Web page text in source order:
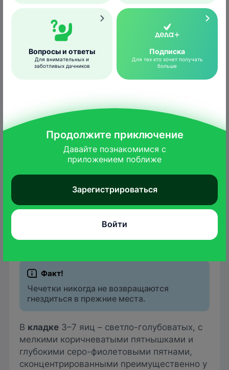
Didier Descouens
Гнездятся чечетки на деревьях на
различной высоте или в кустарниках среди
из тонких веточек, хвои, травинок, мха,
растительного пуха и лишайников. Лоток
выстлан мелкими травинками, корешками,
шерстью, иногда – перьями или
растительным пухом.
Чечетки никогда не возвращаются
гнездиться в прежние места.
В кладке 3–7 яиц – светло-голубоватых, с
мелкими коричневатыми пятнышками и
глубокими серо-фиолетовыми пятнами,
сконцентрированными преимущественно у
Вопросы и ответы
Для внимательных и
заботливых дачников
Подписка
Для тех кто хочет получать
больше
Продолжите приключение
Давайте познакомимся с
приложением поближе
Зарегистрироваться
Войти